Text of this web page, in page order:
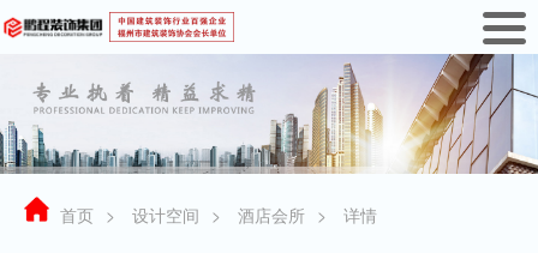
首页 > 设计空间 > 酒店会所 > 详情